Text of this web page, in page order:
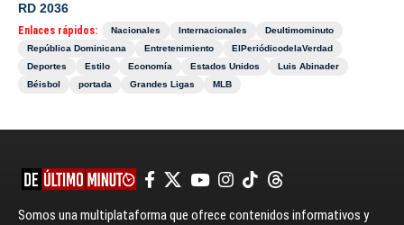
RD 2036
Enlaces rápidos: Nacionales Internacionales
Deultimominuto
República Dominicana
Entretenimiento
ElPeriódicodelaVerdad
Deportes
Estilo Economía Estados Unidos
Luis Abinader
Béisbol
portada Grandes Ligas MLB
Somos una multiplataforma que ofrece contenidos informativos y